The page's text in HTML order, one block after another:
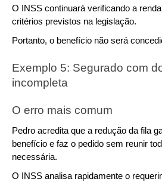
O INSS continuará verificando a
critérios previstos na legislação.
Portanto, o benefício não será
Exemplo 5: Segurado com
incompleta
O erro mais comum
Pedro acredita que a redução da fila
benefício e faz o pedido sem reunir
necessária.
O INSS analisa rapidamente o